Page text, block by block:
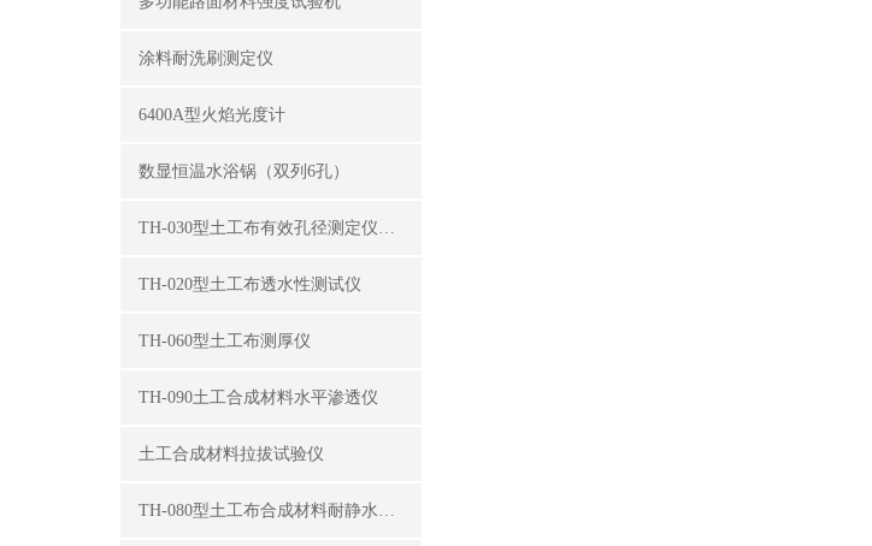
涂料耐洗刷测定仪
6400A型火焰光度计
数显恒温水浴锅（双列6孔）
TH-030型土工布有效孔径测定仪（湿筛法）
TH-020型土工布透水性测试仪
TH-060型土工布测厚仪
TH-090土工合成材料水平渗透仪
土工合成材料拉拔试验仪
TH-080型土工布合成材料耐静水压测定仪